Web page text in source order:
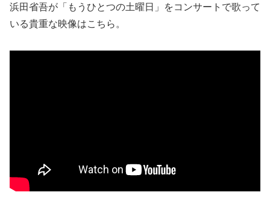
浜田省吾が「もうひとつの土曜日」をコンサートで歌って
いる貴重な映像はこちら。